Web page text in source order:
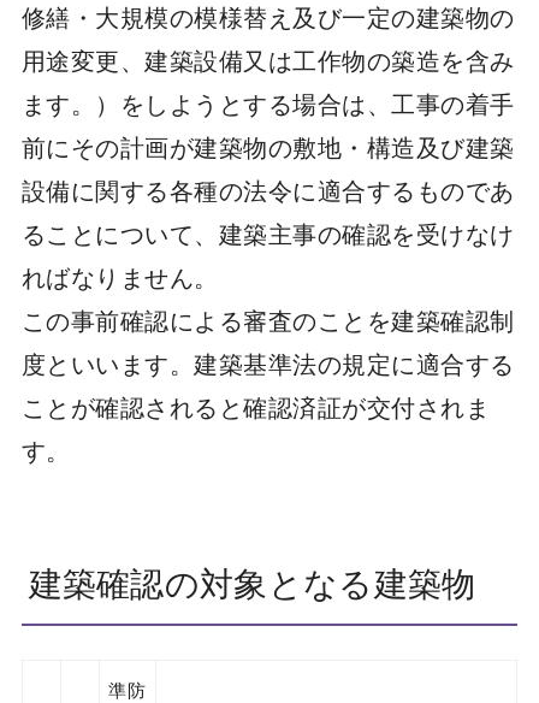
修繕・大規模の模様替え及び一定の建築物の
用途変更、建築設備又は工作物の築造を含み
ます。）をしようとする場合は、工事の着手
前にその計画が建築物の敷地・構造及び建築
設備に関する各種の法令に適合するものであ
ることについて、建築主事の確認を受けなけ
ればなりません。
この事前確認による審査のことを建築確認制
度といいます。建築基準法の規定に適合する
ことが確認されると確認済証が交付されま
す。
建築確認の対象となる建築物
準防